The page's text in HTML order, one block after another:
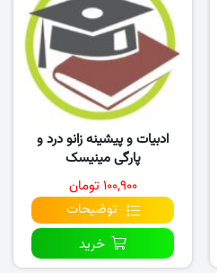
ادبیات و پیشینه زانو درد و
پارگی مینیسک
۱۰۰,۹۰۰ تومان
توضیحات
خرید